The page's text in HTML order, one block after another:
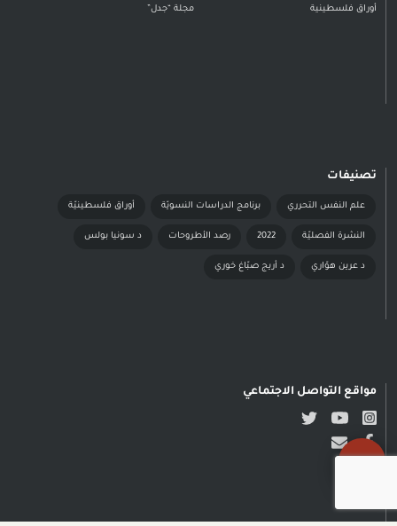
أوراق فلسطينية مجلة “جدل”
تصنيفات
علم النفس التحرري برنامج الدراسات النسويّة أوراق فلسطينيّة
النشرة الفصليّة 2022 رصد الأطروحات د سونيا بولس
د عرين هوّاري د أريج صبّاغ خوري
مواقع التواصل الاجتماعي